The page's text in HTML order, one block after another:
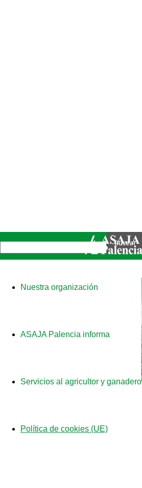
Nuestra organización
ASAJA Palencia informa
Servicios al agricultor y ganadero
Política de cookies (UE)